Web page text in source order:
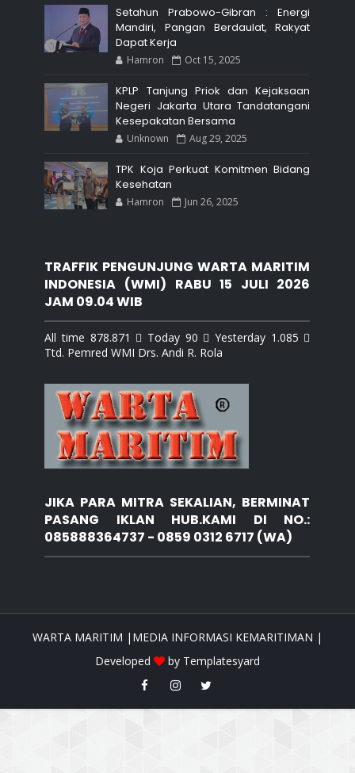
Setahun Prabowo-Gibran : Energi
Mandiri, Pangan Berdaulat, Rakyat
Dapat Kerja
Hamron Oct 15, 2025
KPLP Tanjung Priok dan Kejaksaan
Negeri Jakarta Utara Tandatangani
Kesepakatan Bersama
Unknown Aug 29, 2025
TPK Koja Perkuat Komitmen Bidang
Kesehatan
Hamron Jun 26, 2025
TRAFFIK PENGUNJUNG WARTA MARITIM
INDONESIA (WMI) RABU 15 JULI 2026
JAM 09.04 WIB
All time 878.871  Today 90  Yesterday 1.085 
Ttd. Pemred WMI Drs. Andi R. Rola
JIKA PARA MITRA SEKALIAN, BERMINAT
PASANG IKLAN HUB.KAMI DI NO.:
085888364737 - 0859 0312 6717 (WA)
WARTA MARITIM |MEDIA INFORMASI KEMARITIMAN |
Developed
by Templatesyard